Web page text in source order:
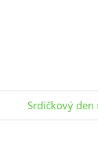
Next
Post:
Srdíčkový den